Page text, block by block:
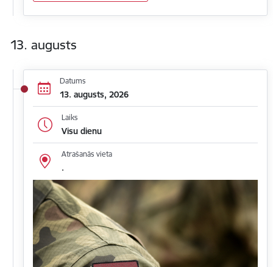
13. augusts
Datums
13. augusts, 2026
Laiks
Visu dienu
Atrašanās vieta
.